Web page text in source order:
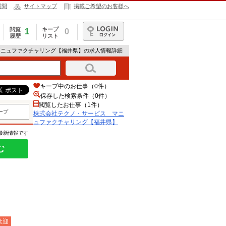
問 サイトマップ 掲載ご希望のお客様へ
閲覧
履歴
1
キープ
リスト
0
ログイン
ュファクチャリング【福井県】の求人情報詳細
プ
新情報です
迎
キープ中のお仕事（0件）
保存した検索条件（0件）
閲覧したお仕事（1件）
株式会社テクノ・サービス マニ
ュファクチャリング【福井県】